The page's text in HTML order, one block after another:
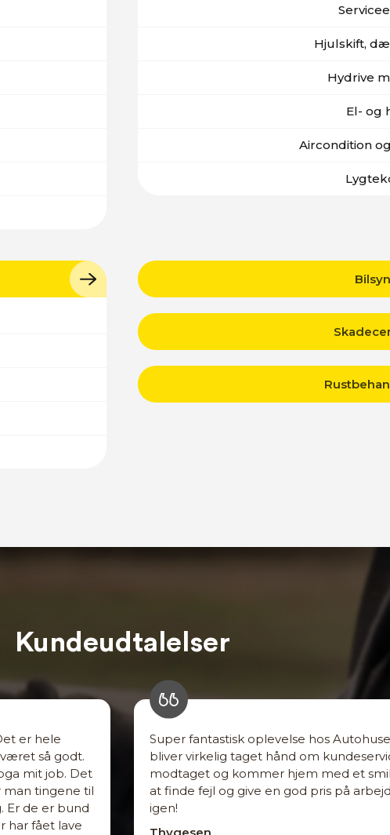
Hjulskift,
Hydrive
El- og
Aircondition
Bilsyn
Kundeudtalelser
er hele
så godt.
mit job. Det
man tingene til
Er de er bund
har fået lave
Super fantastisk oplevelse hos
bliver virkelig taget hånd om
modtaget og kommer hjem med et
at finde fejl og give en god pris på
igen!